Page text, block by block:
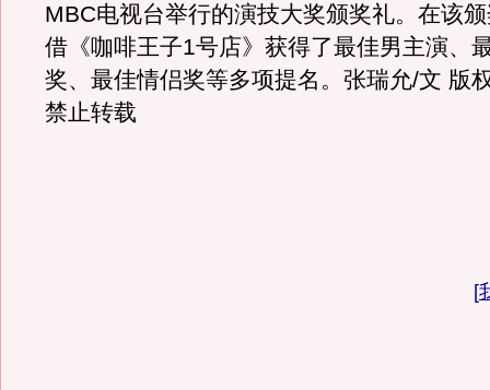
MBC电视台举行的演技大奖颁奖礼。在该
借《咖啡王子1号店》获得了最佳男主演、
奖、最佳情侣奖等多项提名。张瑞允/文 版
禁止转载
[